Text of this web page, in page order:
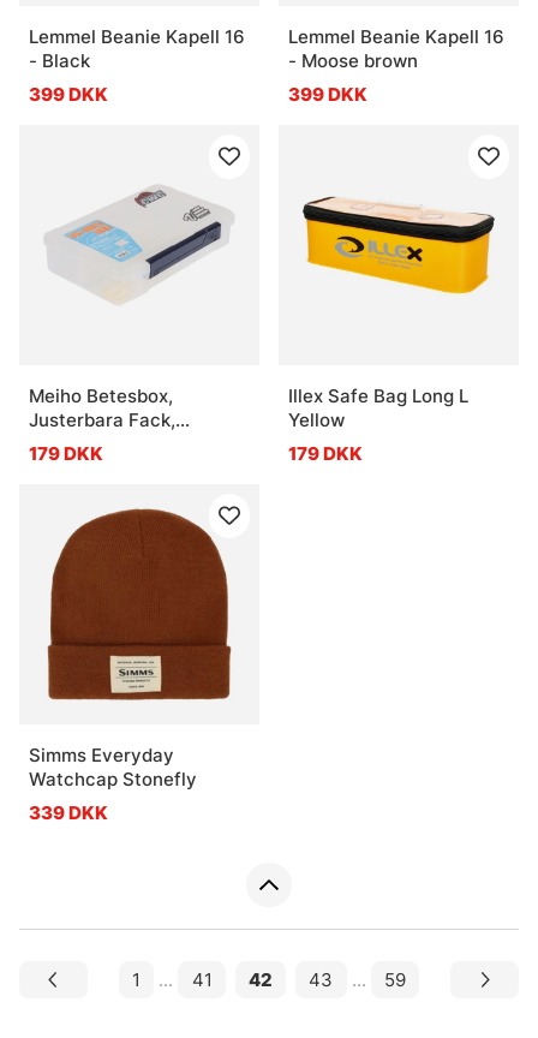
Lemmel Beanie Kapell 16
- Black
399 DKK
Lemmel Beanie Kapell 16
- Moose brown
399 DKK
Meiho Betesbox,
Justerbara Fack,
356x230x82mm - Clear
179 DKK
Illex Safe Bag Long L
Yellow
179 DKK
Simms Everyday
Watchcap Stonefly
339 DKK
1 ... 41 42 43 ... 59